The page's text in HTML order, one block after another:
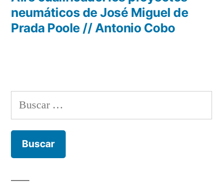
entradas
neumáticos de José Miguel de
Prada Poole // Antonio Cobo
Buscar: